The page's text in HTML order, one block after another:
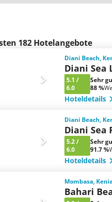
182 Hotelangebote
Diani Beach,
Diani Sea
5.1 /
6.0
Sehr
88 %
Hoteldetails
Diani Beach,
Diani Sea
5.2/
6.0
Sehr
91.7 %
Hoteldetails
Mombasa,
Bahari